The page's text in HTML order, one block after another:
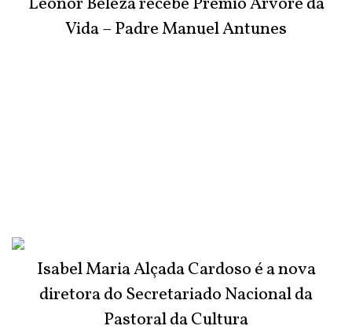
Vida – Padre Manuel Antunes
Isabel Maria Alçada Cardoso é a nova
diretora do Secretariado Nacional da
Pastoral da Cultura